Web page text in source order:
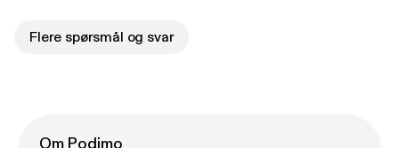
Flere spørsmål og svar